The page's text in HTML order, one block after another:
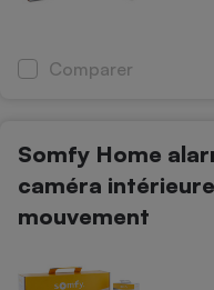
Comparer
Somfy Home
caméra
mouvement